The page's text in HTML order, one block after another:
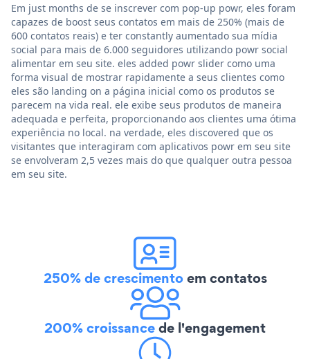
Em just months de se inscrever com pop-up powr, eles foram
capazes de boost seus contatos em mais de 250% (mais de
600 contatos reais) e ter constantly aumentado sua mídia
social para mais de 6.000 seguidores utilizando powr social
alimentar em seu site. eles added powr slider como uma
forma visual de mostrar rapidamente a seus clientes como
eles são landing on a página inicial como os produtos se
parecem na vida real. ele exibe seus produtos de maneira
adequada e perfeita, proporcionando aos clientes uma ótima
experiência no local. na verdade, eles discovered que os
visitantes que interagiram com aplicativos powr em seu site
se envolveram 2,5 vezes mais do que qualquer outra pessoa
em seu site.
250% de crescimentoem contatos
200% croissancede l'engagement